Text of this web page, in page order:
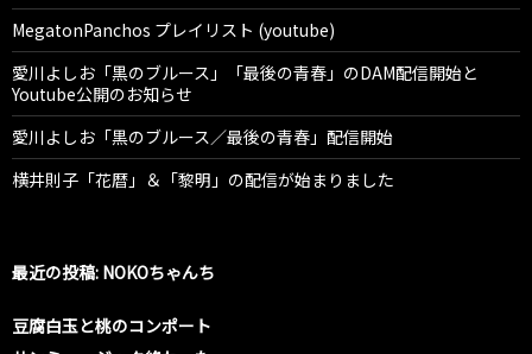
MegatonPanchos プレイリスト (youtube)
愛川よしお「黒のブルース」「最後の青春」のDAM配信開始と
Youtube公開のお知らせ
愛川よしお「黒のブルース／最後の青春」配信開始
横井則子「花暦」＆「黎明」の配信が始まりました
最近の投稿: NOKOちゃんち
豆腐白玉と桃のコンポート